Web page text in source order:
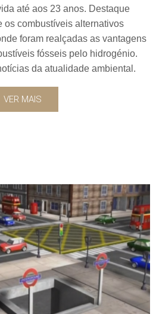
até aos 23 anos. Destaque
os combustíveis alternativos
foram realçadas as vantagens
fósseis pelo hidrogénio.
da atualidade ambiental.
VER MAIS